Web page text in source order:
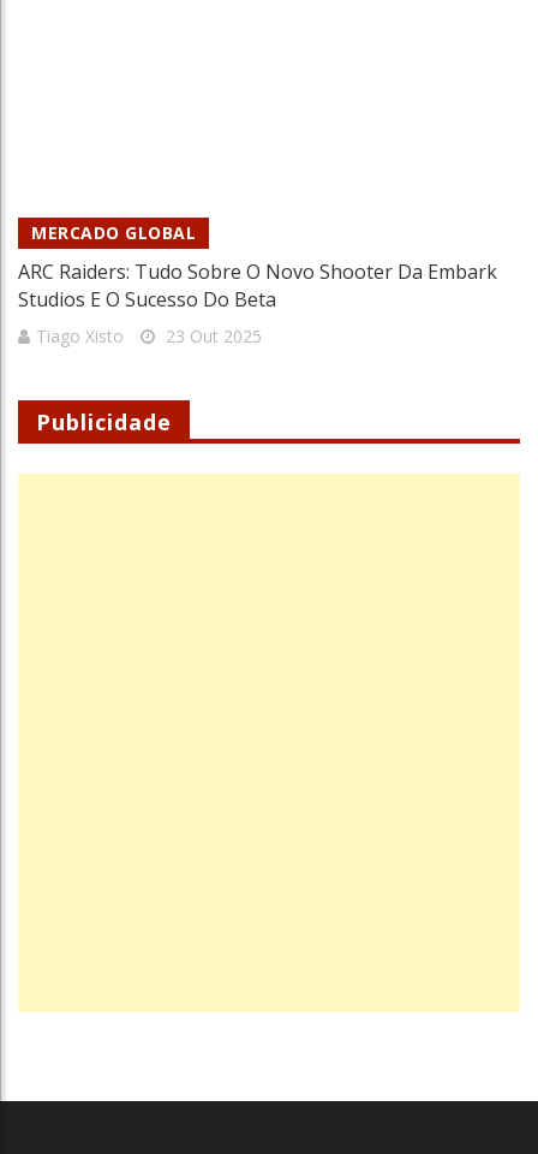
MERCADO GLOBAL
ARC Raiders: Tudo Sobre O Novo Shooter Da Embark
Studios E O Sucesso Do Beta
Tiago Xisto 23 Out 2025
Publicidade